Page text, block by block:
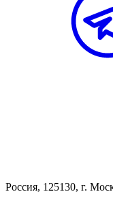
Россия, 125130, г.